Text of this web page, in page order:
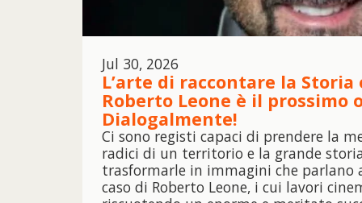
Jul 30, 2026
L’arte di raccontare la Storia
Roberto Leone è il prossimo
Dialogalmente!
Ci sono registi capaci di prendere la
radici di un territorio e la grande
trasformarle in immagini che parlano
caso di Roberto Leone, i cui lavori